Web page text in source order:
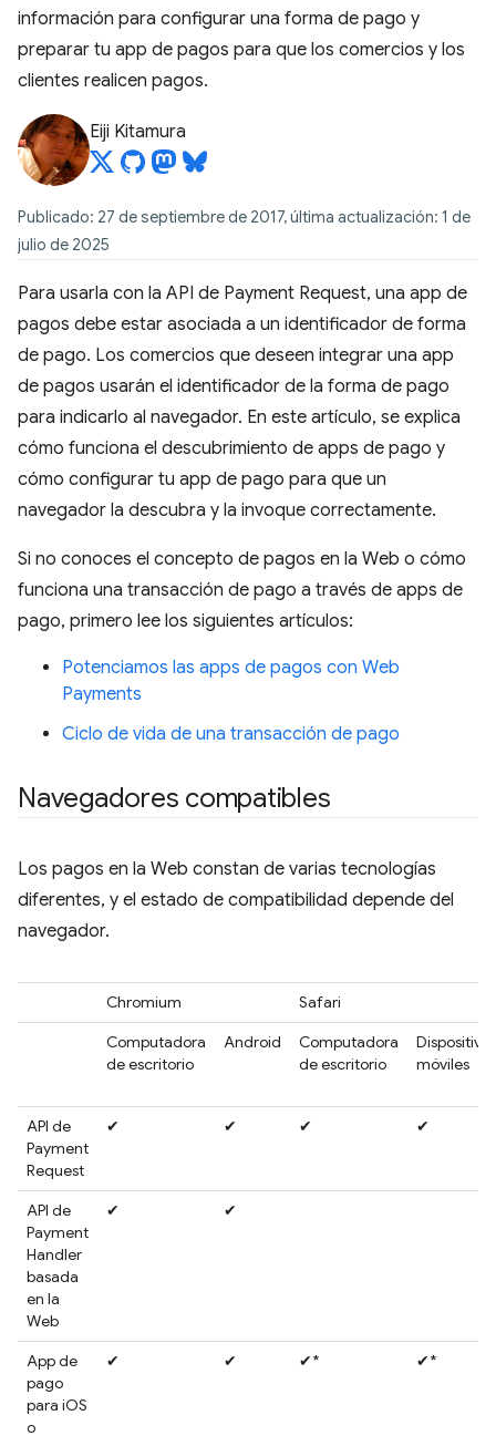
información para configurar una forma de pago y
preparar tu app de pagos para que los comercios y los
clientes realicen pagos.
Eiji Kitamura
Publicado: 27 de septiembre de 2017, última actualización: 1 de
julio de 2025
Para usarla con la API de Payment Request, una app de
pagos debe estar asociada a un identificador de forma
de pago. Los comercios que deseen integrar una app
de pagos usarán el identificador de la forma de pago
para indicarlo al navegador. En este artículo, se explica
cómo funciona el descubrimiento de apps de pago y
cómo configurar tu app de pago para que un
navegador la descubra y la invoque correctamente.
Si no conoces el concepto de pagos en la Web o cómo
funciona una transacción de pago a través de apps de
pago, primero lee los siguientes artículos:
Potenciamos las apps de pagos con Web
Payments
Ciclo de vida de una transacción de pago
Navegadores compatibles
Los pagos en la Web constan de varias tecnologías
diferentes, y el estado de compatibilidad depende del
navegador.
Chromium
Safari
Computadora
de escritorio
Android
Computadora
de escritorio
Dispositivos
móviles
API de
Payment
Request
✔ ✔ ✔ ✔
API de
Payment
Handler
basada
en la
Web
✔ ✔
App de
pago
para iOS
o
✔ ✔ ✔* ✔*